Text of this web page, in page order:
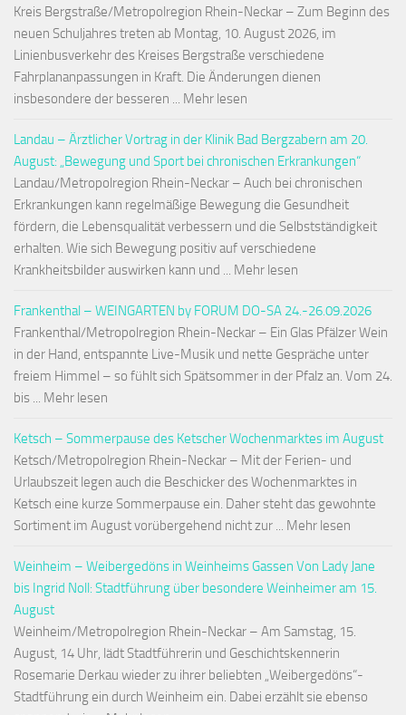
Kreis Bergstraße/Metropolregion Rhein-Neckar – Zum Beginn des
neuen Schuljahres treten ab Montag, 10. August 2026, im
Linienbusverkehr des Kreises Bergstraße verschiedene
Fahrplananpassungen in Kraft. Die Änderungen dienen
insbesondere der besseren ... Mehr lesen
Landau – Ärztlicher Vortrag in der Klinik Bad Bergzabern am 20.
August: „Bewegung und Sport bei chronischen Erkrankungen“
Landau/Metropolregion Rhein-Neckar – Auch bei chronischen
Erkrankungen kann regelmäßige Bewegung die Gesundheit
fördern, die Lebensqualität verbessern und die Selbstständigkeit
erhalten. Wie sich Bewegung positiv auf verschiedene
Krankheitsbilder auswirken kann und ... Mehr lesen
Frankenthal – WEINGARTEN by FORUM DO-SA 24.-26.09.2026
Frankenthal/Metropolregion Rhein-Neckar – Ein Glas Pfälzer Wein
in der Hand, entspannte Live-Musik und nette Gespräche unter
freiem Himmel – so fühlt sich Spätsommer in der Pfalz an. Vom 24.
bis ... Mehr lesen
Ketsch – Sommerpause des Ketscher Wochenmarktes im August
Ketsch/Metropolregion Rhein-Neckar – Mit der Ferien- und
Urlaubszeit legen auch die Beschicker des Wochenmarktes in
Ketsch eine kurze Sommerpause ein. Daher steht das gewohnte
Sortiment im August vorübergehend nicht zur ... Mehr lesen
Weinheim – Weibergedöns in Weinheims Gassen Von Lady Jane
bis Ingrid Noll: Stadtführung über besondere Weinheimer am 15.
August
Weinheim/Metropolregion Rhein-Neckar – Am Samstag, 15.
August, 14 Uhr, lädt Stadtführerin und Geschichtskennerin
Rosemarie Derkau wieder zu ihrer beliebten „Weibergedöns“-
Stadtführung ein durch Weinheim ein. Dabei erzählt sie ebenso